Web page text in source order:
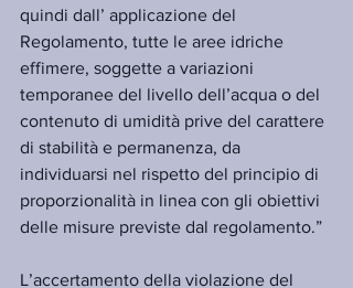
quindi dall’ applicazione del
Regolamento, tutte le aree idriche
effimere, soggette a variazioni
temporanee del livello dell’acqua o del
contenuto di umidità prive del carattere
di stabilità e permanenza, da
individuarsi nel rispetto del principio di
proporzionalità in linea con gli obiettivi
delle misure previste dal regolamento.”
L’accertamento della violazione del